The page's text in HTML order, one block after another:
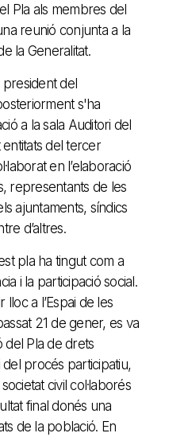
Pla als membres del
reunió conjunta a la
la Generalitat.
president del
s'ha
a la sala Auditori del
entitats del tercer
en l’elaboració
representants de les
ajuntaments, síndics
d’altres.
pla ha tingut com a
i la participació social.
a l’Espai de les
21 de gener, es va
del Pla de drets
del procés participatiu,
civil col·laborés
final donés una
de la població. En